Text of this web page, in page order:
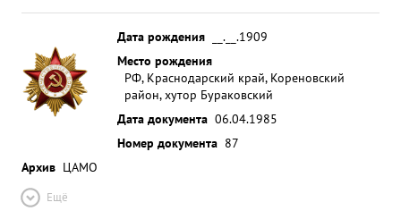
Дата рождения
__.__.1909
Место рождения
РФ, Краснодарский край, Кореновский
район, хутор Бураковский
Дата документа 06.04.1985
Номер документа 87
Архив ЦАМО
Ещё